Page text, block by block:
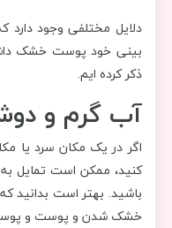
دلایل مختلفی وجود
بینی خود پوست خشک
ذکر کرده ایم.
آب گرم و
اگر در یک مکان سرد یا
کنید، ممکن است تمایل
باشید. بهتر است بدانید
خشک شدن و پوست و